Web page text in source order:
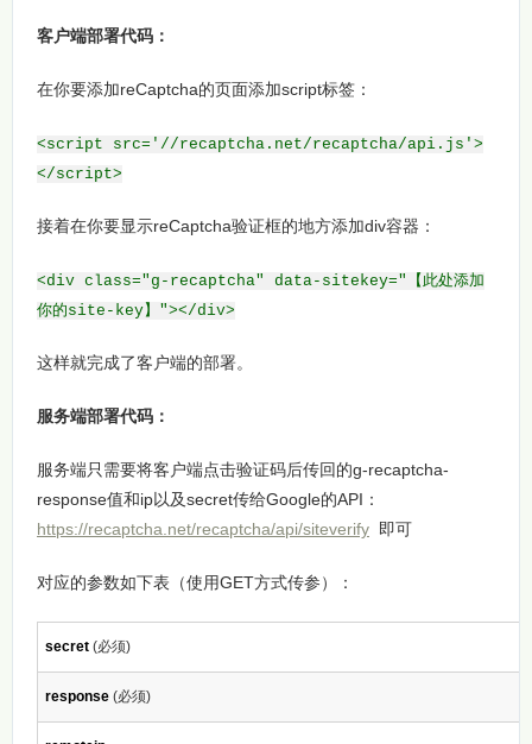
客户端部署代码：
在你要添加reCaptcha的页面添加script标签：
<script src='//recaptcha.net/recaptcha/api.js'>
</script>
接着在你要显示reCaptcha验证框的地方添加div容器：
<div class="g-recaptcha" data-sitekey="【此处添加
你的site-key】"></div>
这样就完成了客户端的部署。
服务端部署代码：
服务端只需要将客户端点击验证码后传回的g-recaptcha-
response值和ip以及secret传给Google的API：
https://recaptcha.net/recaptcha/api/siteverify 即可
对应的参数如下表（使用GET方式传参）：
secret (必须)
response (必须)